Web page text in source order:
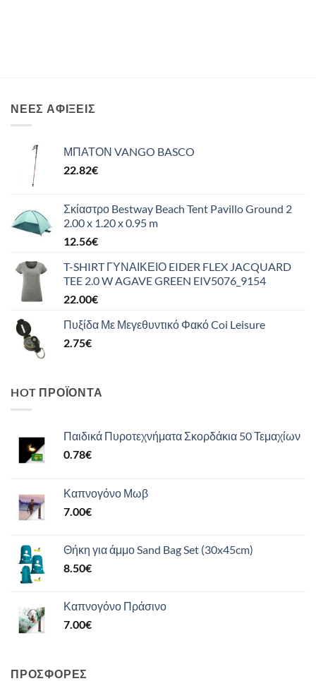
ΝΈΕΣ ΑΦΊΞΕΙΣ
ΜΠΑΤΟΝ VANGO BASCO
22.82€
Σκίαστρο Bestway Beach Tent Pavillo Ground 2
2.00 x 1.20 x 0.95 m
12.56€
T-SHIRT ΓΥΝΑΙΚΕΙΟ EIDER FLEX JACQUARD
TEE 2.0 W AGAVE GREEN EIV5076_9154
22.00€
Πυξίδα Με Μεγεθυντικό Φακό Coi Leisure
2.75€
HOT ΠΡΟΪΌΝΤΑ
Παιδικά Πυροτεχνήματα Σκορδάκια 50 Τεμαχίων
0.78€
Καπνογόνο Μωβ
7.00€
Θήκη για άμμο Sand Bag Set (30x45cm)
8.50€
Καπνογόνο Πράσινο
7.00€
ΠΡΟΣΦΟΡΈΣ